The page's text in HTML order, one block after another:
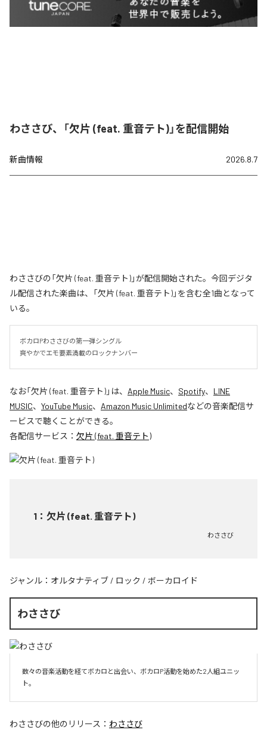
わささび、「欠片 (feat. 重音テト)」を配信開始
新曲情報 2026.8.7
わささびの「欠片 (feat. 重音テト)」が配信開始された。今回デジタ
ル配信された楽曲は、「欠片 (feat. 重音テト)」を含む全1曲となって
いる。
ボカロPわささびの第一弾シングル
爽やかでエモ要素満載のロックナンバー
なお「欠片 (feat. 重音テト)」は、 Apple Music、 Spotify、 LINE
MUSIC、 YouTube Music、 Amazon Music Unlimitedなどの音楽配信サ
ービスで聴くことができる。
各配信サービス： 欠片 (feat. 重音テト)
1 ： 欠片 (feat. 重音テト)
わささび
ジャンル： オルタナティブ / ロック / ボーカロイド
わささび
数々の音楽活動を経てボカロと出会い、ボカロP活動を始めた2人組ユニッ
ト。
わささびの他のリリース： わささび